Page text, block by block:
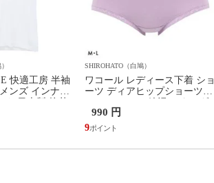
快適工房 半袖
ンズ インナー
SHIROHATO（白鳩）
ワコール レディース下着 ショ
ーツ ディアヒップショーツ
ード ノーマルショーツ ML
Wacoal
990 円
9